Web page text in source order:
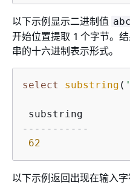
以下示例显示二进制值 abc
开始位置提取 1 个字节。
串的十六进制表示形式。
select substring (
-----------
62
以下示例返回出现在输入